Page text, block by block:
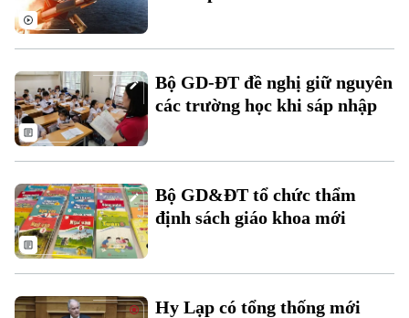
Theo dõi Hà Nội On
Bộ GD-ĐT đề nghị giữ nguyên
các trường học khi sáp nhập
Bộ GD&ĐT tổ chức thẩm
định sách giáo khoa mới
Hy Lạp có tổng thống mới